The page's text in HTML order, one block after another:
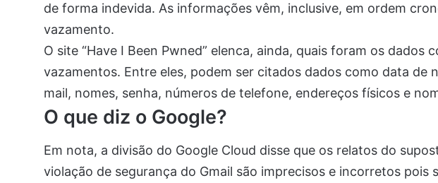
de forma indevida. As informações vêm, inclusive, em ordem
vazamento.
O site “Have I Been Pwned” elenca, ainda, quais foram os dados
vazamentos. Entre eles, podem ser citados dados como data de
mail, nomes, senha, números de telefone, endereços físicos e
O que diz o Google?
Em nota, a divisão do Google Cloud disse que os relatos do
violação de segurança do Gmail são imprecisos e incorretos pois